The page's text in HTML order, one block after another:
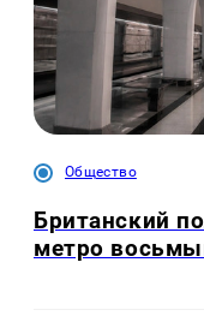
Общество
Британский
метро